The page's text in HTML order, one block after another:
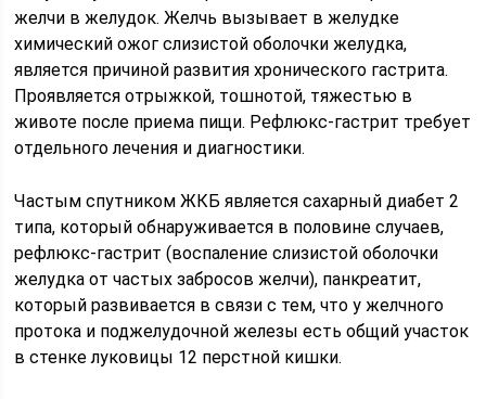
желчи в желудок. Желчь вызывает в желудке
химический ожог слизистой оболочки желудка,
является причиной развития хронического гастрита.
Проявляется отрыжкой, тошнотой, тяжестью в
животе после приема пищи. Рефлюкс-гастрит требует
отдельного лечения и диагностики.
Частым спутником ЖКБ является сахарный диабет 2
типа, который обнаруживается в половине случаев,
рефлюкс-гастрит (воспаление слизистой оболочки
желудка от частых забросов желчи), панкреатит,
который развивается в связи с тем, что у желчного
протока и поджелудочной железы есть общий участок
в стенке луковицы 12 перстной кишки.